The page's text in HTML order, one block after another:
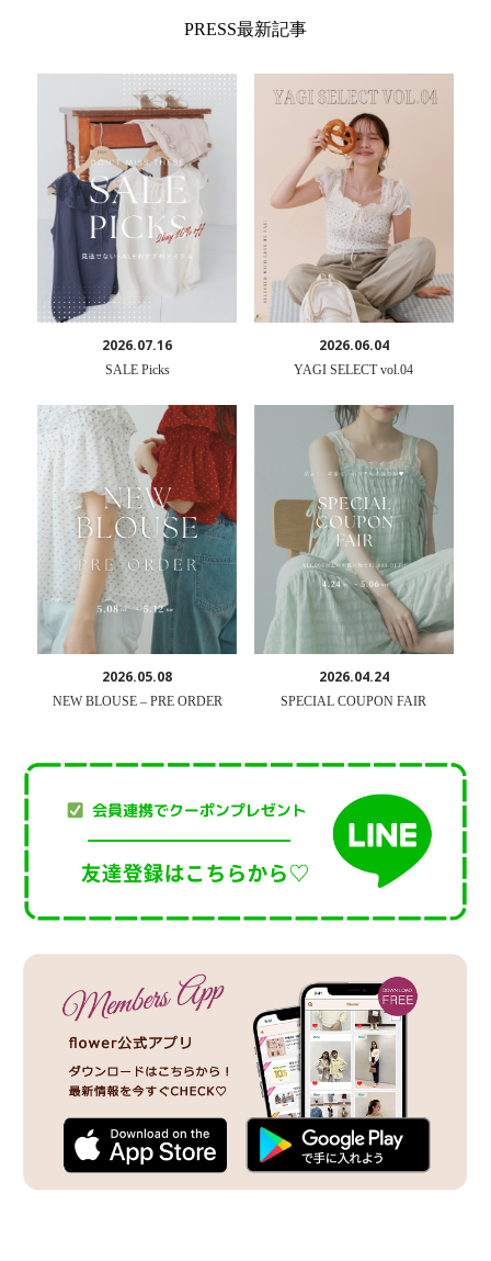
PRESS最新記事
2026.07.16
SALE Picks
2026.06.04
YAGI SELECT vol.04
2026.05.08
NEW BLOUSE – PRE ORDER
2026.04.24
SPECIAL COUPON FAIR